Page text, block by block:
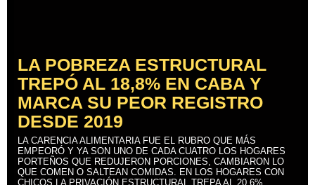
LA POBREZA ESTRUCTURAL
TREPÓ AL 18,8% EN CABA Y
MARCA SU PEOR REGISTRO
DESDE 2019
LA CARENCIA ALIMENTARIA FUE EL RUBRO QUE MÁS
EMPEORÓ Y YA SON UNO DE CADA CUATRO LOS HOGARES
PORTEÑOS QUE REDUJERON PORCIONES, CAMBIARON LO
QUE COMEN O SALTEAN COMIDAS. EN LOS HOGARES CON
CHICOS LA PRIVACIÓN ESTRUCTURAL TREPA AL 20,6%.